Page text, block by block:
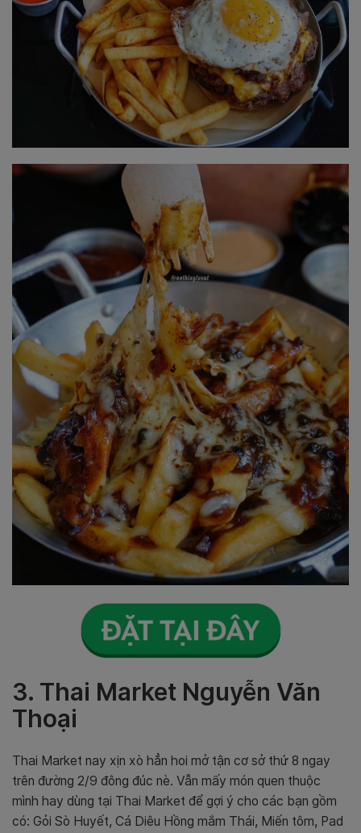
3. Thai Market Nguyễn Văn
Thoại
Thai Market nay xịn xò hẳn hoi mở tận cơ sở thứ 8 ngay
trên đường 2/9 đông đúc nè. Vẫn mấy món quen thuộc
mình hay dùng tại Thai Market để gợi ý cho các bạn gồm
có: Gỏi Sò Huyết, Cá Diêu Hồng mắm Thái, Miến tôm, Pad